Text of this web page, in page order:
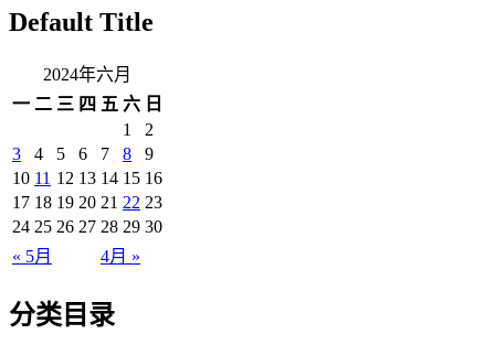
Default Title
2024年六月
一 二 三 四 五 六 日
« 5月 4月 »
1
2
3
4 5 6 7 8
9
10 11 12 13 14 15 16
17 18 19 20 21 22 23
24 25 26 27 28 29 30
分类目录